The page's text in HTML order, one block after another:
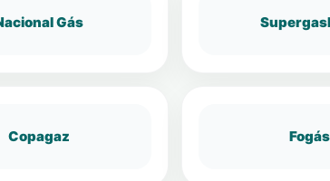
Gás
Copagaz Fogás